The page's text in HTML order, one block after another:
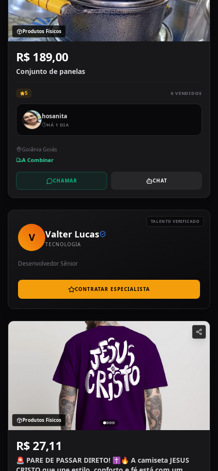
Produtos Físicos
R$ 189,00
Conjunto de panelas
5 0 VENDIDOS
hosanita
HÁ 1 DIA
Goiânia Goiás
A Combinar
CHAMAR CHAT
TALENTO VERIFICADO
V Valter Lucas
TECNOLOGIA
Desenvolvedor Sênior
CONTRATAR ESPECIALISTA
Produtos Físicos
R$ 27,11
🚨 PARE DE PASSAR DIRETO! ✝️🔥 A camiseta JESUS